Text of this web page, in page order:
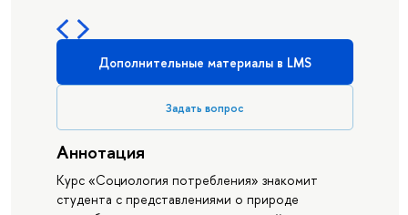
Дополнительные материалы в LMS
Задать вопрос
Аннотация
Курс «Социология потребления» знакомит
студента с представлениями о природе